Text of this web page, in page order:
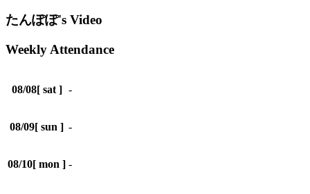
たんぽぽ's Video
Weekly Attendance
08/08[ sat ] -
08/09[ sun ] -
08/10[ mon ] -